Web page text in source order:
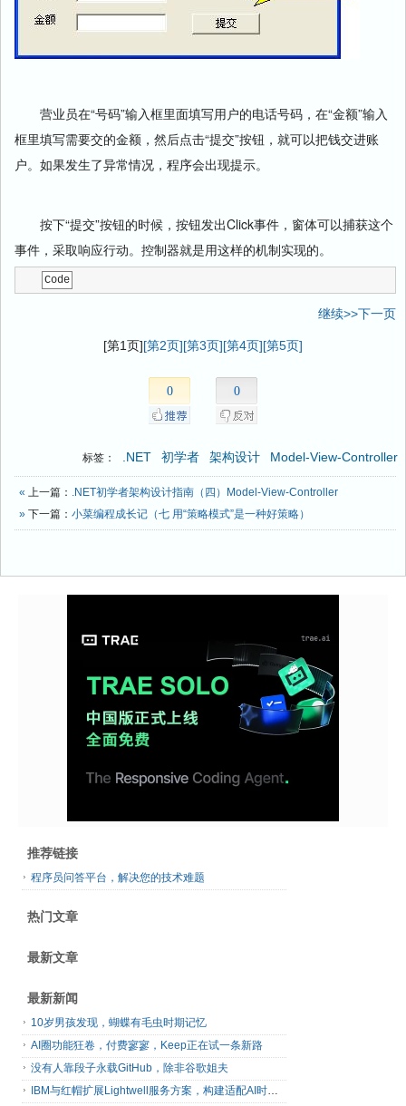
营业员在“号码”输入框里面填写用户的电话号码，在“金额”输入
框里填写需要交的金额，然后点击“提交”按钮，就可以把钱交进账
户。如果发生了异常情况，程序会出现提示。
按下“提交”按钮的时候，按钮发出Click事件，窗体可以捕获这个
事件，采取响应行动。控制器就是用这样的机制实现的。
Code
继续>>下一页
[第1页][第2页][第3页][第4页][第5页]
0 0
标签： .NET 初学者 架构设计 Model-View-Controller
« 上一篇： .NET初学者架构设计指南（四）Model-View-Controller
» 下一篇： 小菜编程成长记（七 用“策略模式”是一种好策略）
推荐链接
程序员问答平台，解决您的技术难题
热门文章
最新文章
最新新闻
10岁男孩发现，蝴蝶有毛虫时期记忆
AI圈功能狂卷，付费寥寥，Keep正在试一条新路
没有人靠段子永载GitHub，除非谷歌姐夫
IBM与红帽扩展Lightwell服务方案，构建适配AI时代开源生态的可信基础设施